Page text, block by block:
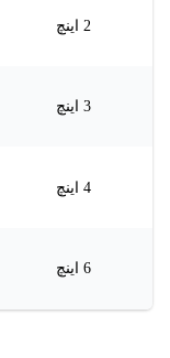
2 اینچ
3 اینچ
4 اینچ
6 اینچ